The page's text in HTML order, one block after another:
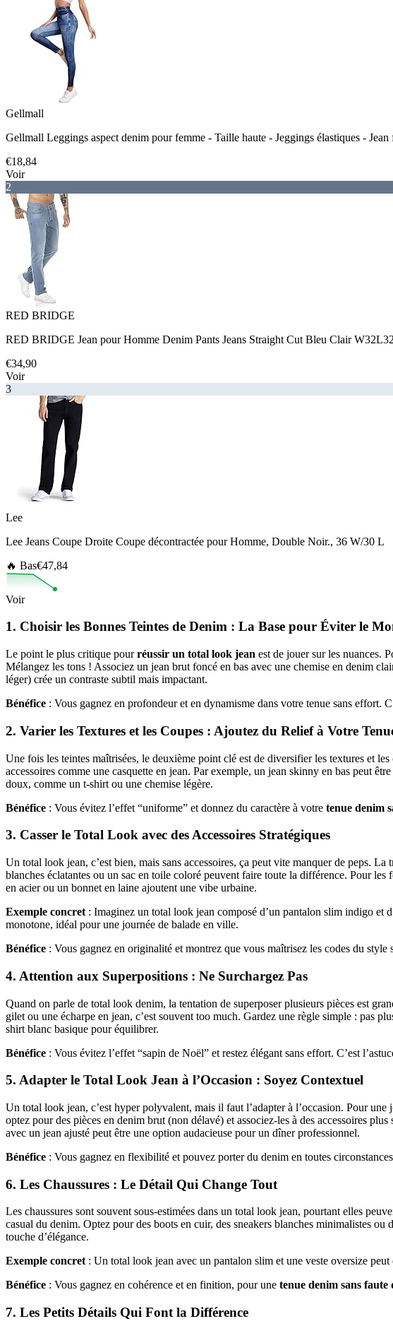
Gellmall
Gellmall Leggings aspect denim pour femme - Taille haute - Jeggings élastiques -
€18,84
Voir
2
RED BRIDGE
RED BRIDGE Jean pour Homme Denim Pants Jeans Straight Cut Bleu Clair W32L32
€34,90
Voir
3
Lee
Lee Jeans Coupe Droite Coupe décontractée pour Homme, Double Noir., 36 W/30 L
🔥 Bas€47,84
Voir
1. Choisir les Bonnes Teintes de Denim : La Base pour Éviter le
Le point le plus critique pourréussir un total look jean est de jouer sur les nuances.
Mélangez les tons ! Associez un jean brut foncé en bas avec une chemise en denim
léger) crée un contraste subtil mais impactant.
Bénéfice : Vous gagnez en profondeur et en dynamisme dans votre tenue sans
2. Varier les Textures et les Coupes : Ajoutez du Relief à Votre
Une fois les teintes maîtrisées, le deuxième point clé est de diversifier les textures et
accessoires comme une casquette en jean. Par exemple, un jean skinny en bas peut
doux, comme un t-shirt ou une chemise légère.
Bénéfice : Vous évitez l’effet “uniforme” et donnez du caractère à votre tenue denim
3. Casser le Total Look avec des Accessoires Stratégiques
Un total look jean, c’est bien, mais sans accessoires, ça peut vite manquer de peps.
blanches éclatantes ou un sac en toile coloré peuvent faire toute la différence. Pour
en acier ou un bonnet en laine ajoutent une vibe urbaine.
Exemple concret : Imaginez un total look jean composé d’un pantalon slim indigo et
monotone, idéal pour une journée de balade en ville.
Bénéfice : Vous gagnez en originalité et montrez que vous maîtrisez les codes du style
4. Attention aux Superpositions : Ne Surchargez Pas
Quand on parle de total look denim, la tentation de superposer plusieurs pièces est
gilet ou une écharpe en jean, c’est souvent too much. Gardez une règle simple : pas
shirt blanc basique pour équilibrer.
Bénéfice : Vous évitez l’effet “sapin de Noël” et restez élégant sans effort. C’est
5. Adapter le Total Look Jean à l’Occasion : Soyez Contextuel
Un total look jean, c’est hyper polyvalent, mais il faut l’adapter à l’occasion. Pour
optez pour des pièces en denim brut (non délavé) et associez-les à des accessoires
avec un jean ajusté peut être une option audacieuse pour un dîner professionnel.
Bénéfice : Vous gagnez en flexibilité et pouvez porter du denim en toutes
6. Les Chaussures : Le Détail Qui Change Tout
Les chaussures sont souvent sous-estimées dans un total look jean, pourtant elles
casual du denim. Optez pour des boots en cuir, des sneakers blanches minimalistes
touche d’élégance.
Exemple concret : Un total look jean avec un pantalon slim et une veste oversize
Bénéfice : Vous gagnez en cohérence et en finition, pour une tenue denim sans faute
7. Les Petits Détails Qui Font la Différence